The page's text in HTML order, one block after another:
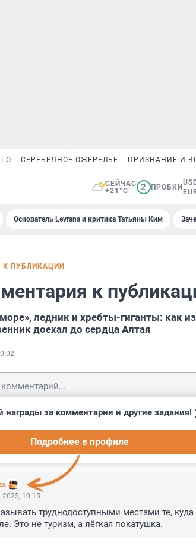
СЕРЕБРЯНОЕ ОЖЕРЕЛЬЕ ПРИЗНАНИЕ И
СЕЙЧАС
+21°C
2 ПРОБКИ
Основатель Levrana и критика Татьяны Ким
К ПУБЛИКАЦИИ
к
ледник и хребты-гиганты: как
доехал до сердца Алтая
награды за комментарии и другие задания!
Подробнее в профиле
10:15
труднодоступными местами те,
Это не туризм, а лёгкая покатушка.